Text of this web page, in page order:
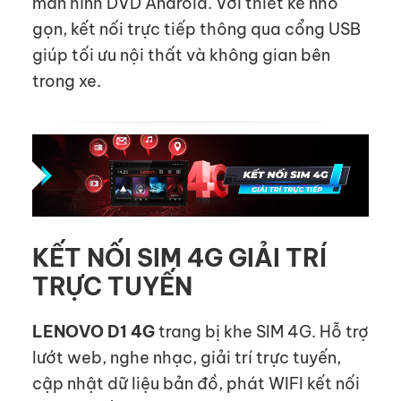
gọn, kết nối trực tiếp thông qua cổng USB
giúp tối ưu nội thất và không gian bên
trong xe.
KẾT NỐI SIM 4G GIẢI TRÍ
TRỰC TUYẾN
LENOVO D1 4Gtrang bị khe SIM 4G. Hỗ trợ
lướt web, nghe nhạc, giải trí trực tuyến,
cập nhật dữ liệu bản đồ, phát WIFI kết nối